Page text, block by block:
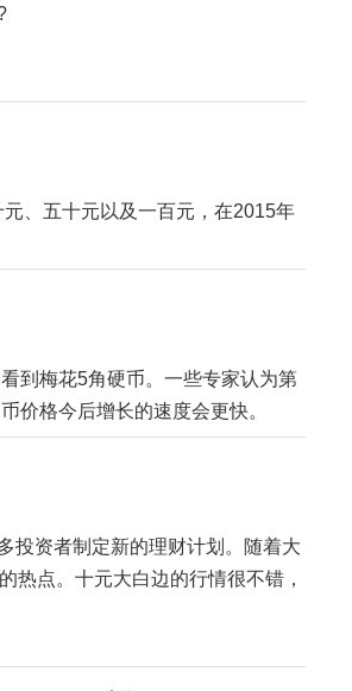
、五十元以及一百元，在2015年
到梅花5角硬币。一些专家认为第
价格今后增长的速度会更快。
资者制定新的理财计划。随着大
热点。十元大白边的行情很不错，